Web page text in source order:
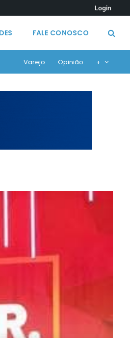
Login
FALE CONOSCO
Varejo Opinião +